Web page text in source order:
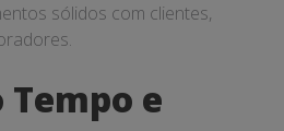
sólidos com clientes,
Tempo e